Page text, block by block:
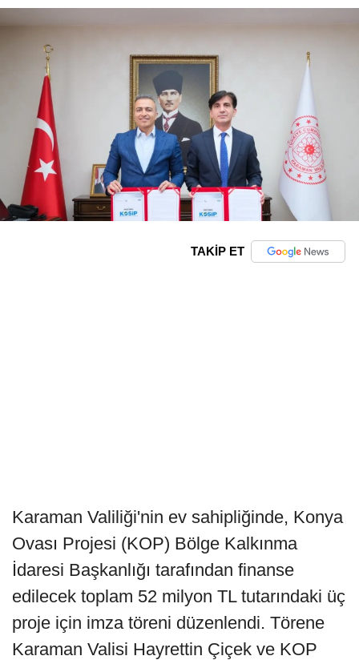
TAKİP ET
Karaman Valiliği'nin ev sahipliğinde, Konya
Ovası Projesi (KOP) Bölge Kalkınma
İdaresi Başkanlığı tarafından finanse
edilecek toplam 52 milyon TL tutarındaki üç
proje için imza töreni düzenlendi. Törene
Karaman Valisi Hayrettin Çiçek ve KOP